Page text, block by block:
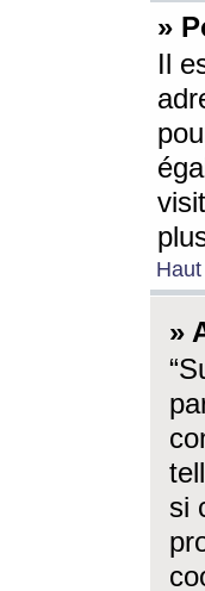
»
Il
Haut
»
si